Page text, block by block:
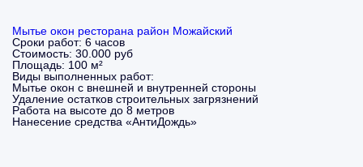
Мытье окон ресторана район Можайский
Сроки работ: 6 часов
Стоимость: 30.000 руб
Площадь: 100 м²
Виды выполненных работ:
Мытье окон с внешней и внутренней стороны
Удаление остатков строительных загрязнений
Работа на высоте до 8 метров
Нанесение средства «АнтиДождь»